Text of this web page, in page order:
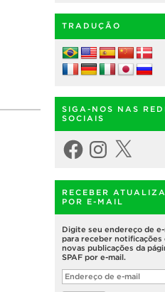
TRADUÇÃO
SIGA-NOS NAS
SOCIAIS
FacebookInstagram
X
RECEBER
POR E-MAIL
Digite seu endereço de
para receber notificações
novas publicações da
SPAF por e-mail.
Endereço
de